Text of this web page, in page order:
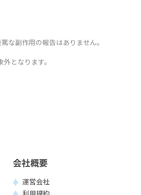
な副作用の報告はありません。
となります。
会社概要
運営会社